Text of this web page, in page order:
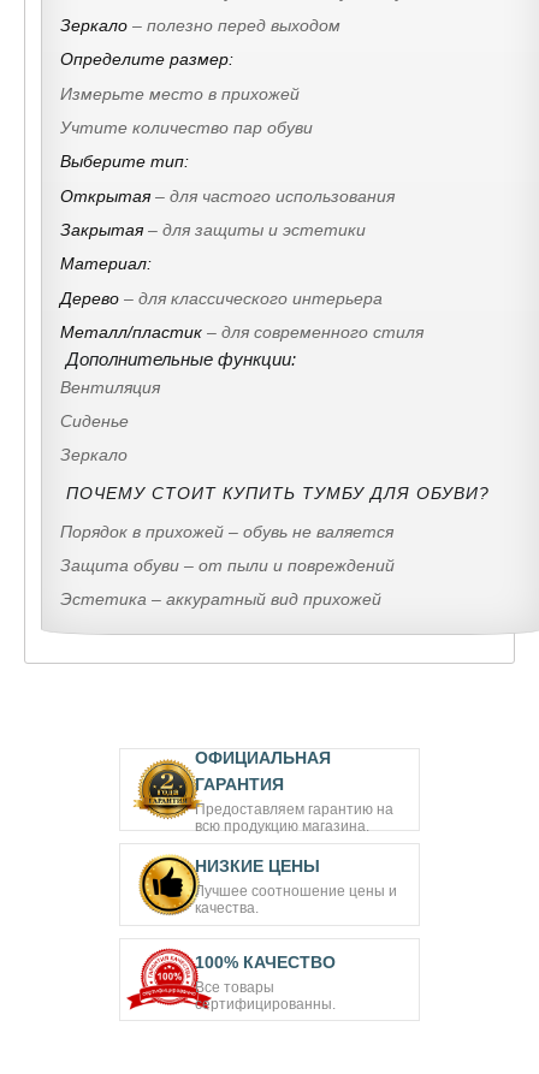
Зеркало – полезно перед выходом
Определите размер:
Измерьте место в прихожей
Учтите количество пар обуви
Выберите тип:
Открытая – для частого использования
Закрытая – для защиты и эстетики
Материал:
Дерево – для классического интерьера
Металл/пластик – для современного стиля
Дополнительные функции:
Вентиляция
Сиденье
Зеркало
ПОЧЕМУ СТОИТ КУПИТЬ ТУМБУ ДЛЯ ОБУВИ?
Порядок в прихожей – обувь не валяется
Защита обуви – от пыли и повреждений
Эстетика – аккуратный вид прихожей
ОФИЦИАЛЬНАЯ
ГАРАНТИЯ
Предоставляем гарантию на
всю продукцию магазина.
НИЗКИЕ ЦЕНЫ
Лучшее соотношение цены и
качества.
100% КАЧЕСТВО
Все товары
сертифицированны.